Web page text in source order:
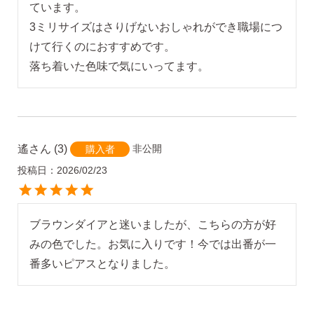
ています。
3ミリサイズはさりげないおしゃれができ職場につ
けて行くのにおすすめです。
落ち着いた色味で気にいってます。
遙 3 購入者
非公開
投稿日
2026/02/23
ブラウンダイアと迷いましたが、こちらの方が好
みの色でした。お気に入りです！今では出番が一
番多いピアスとなりました。